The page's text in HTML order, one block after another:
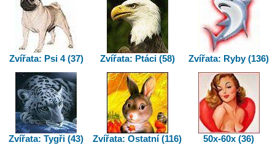
Zvířata: Psi 4 (37) Zvířata: Ptáci (58) Zvířata: Ryby (136)
Zvířata: Tygři (43) Zvířata: Ostatní (116) 50x-60x (36)